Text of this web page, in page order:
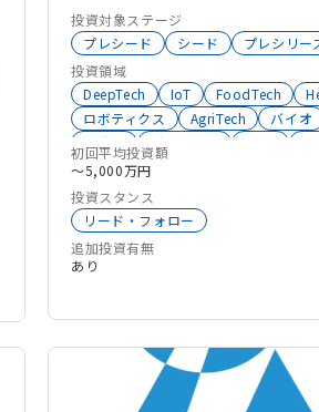
主な投資対象とし、大学との包括
人材ソーシング、地域製造業との
海外大学・グローバルネットワー
展開支援を強みとしています。 2024年には「東海
研究開発1号投資事業有限責任組
シードからミドルステージまで一
支援を通じて、東海発のイノベー
ムの中核的存在となることを目指
FoodTech
モビリティ
ライフサイエンス
宇宙 R&D
RealTech
化学 ドローン 創薬
投資対象ステージ
プレシード
シード プレシリー
投資領域
DeepTech
IoT FoodTech
ロボティクス
AgriTech バイオ
製造業
グローバル
ドローン
RealTech
初回平均投資額
〜5,000万円
投資スタンス
リード・フォロー
追加投資有無
あり